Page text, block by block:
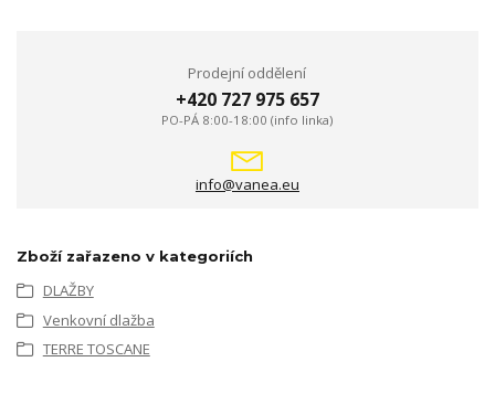
Prodejní oddělení
+420 727 975 657
PO-PÁ 8:00-18:00 (info linka)
info@vanea.eu
Zboží zařazeno v kategoriích
DLAŽBY
Venkovní dlažba
TERRE TOSCANE